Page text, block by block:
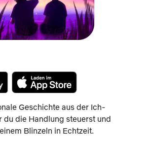
Geschichte aus der Ich-
du die Handlung steuerst und
Blinzeln in Echtzeit.